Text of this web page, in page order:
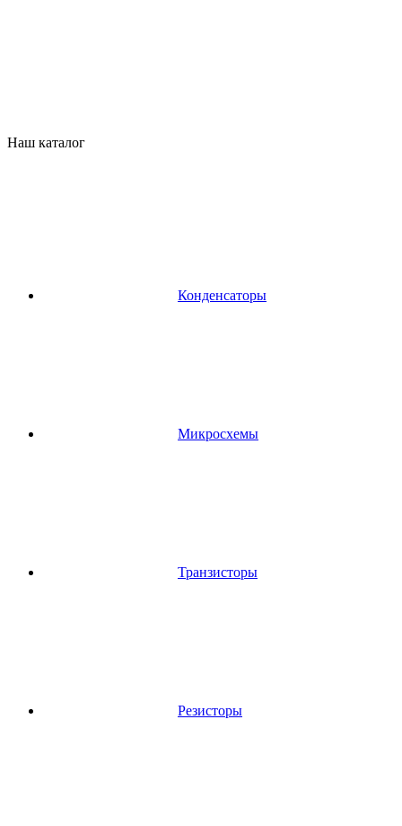
Наш каталог
Конденсаторы
Микросхемы
Транзисторы
Резисторы